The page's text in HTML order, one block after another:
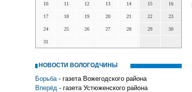
10 11 12 13 14 15 16
17 18 19 20 21 22 23
24 25 26 27 28 29 30
31
НОВОСТИ ВОЛОГОДЧИНЫ
Борьба - газета Вожегодского района
Вперёд - газета Устюженского района